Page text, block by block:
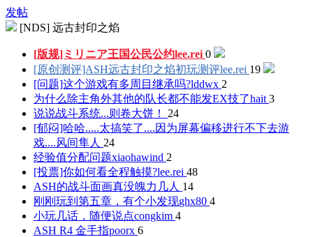
发帖
[NDS] 远古封印之焰
[版规]ミリニア王国公民公约lee.rei 0
[原创测评]ASH远古封印之焰初玩测评lee.rei 19
[问题]这个游戏有多周目继承吗?lddwx 2
为什么除主角外其他的队长都不能发EX技了hait 3
说说战斗系统...则卷大饼！
24
[郁闷]哈哈.....太搞笑了....因为屏幕偏移进行不下去游
戏....风间隼人 24
经验值分配问题xiaohawind 2
[投票]你如何看全程触摸?lee.rei 48
ASH的战斗面画真没魄力 几人 14
刚刚玩到第五章，有个小发现ghx80 4
小玩几话，随便说点congkim 4
ASH R4 金手指poorx 6